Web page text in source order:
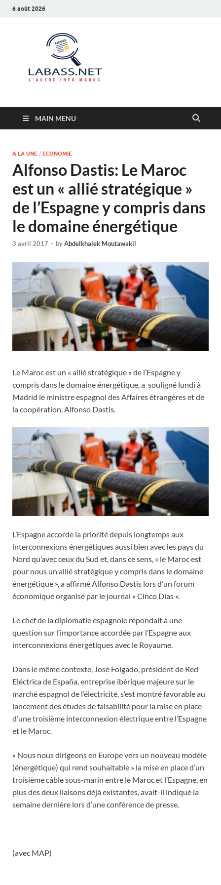
6 août 2026
MAIN MENU
A LA UNE / ECONOMIE
Alfonso Dastis: Le Maroc
est un « allié stratégique »
de l’Espagne y compris dans
le domaine énergétique
3 avril 2017 - byAbdelkhalek Moutawakil
Le Maroc est un « allié stratégique » de l’Espagne y
compris dans le domaine énergétique, a souligné lundi à
Madrid le ministre espagnol des Affaires étrangères et de
la coopération, Alfonso Dastis.
L’Espagne accorde la priorité depuis longtemps aux
interconnexions énergétiques aussi bien avec les pays du
Nord qu’avec ceux du Sud et, dans ce sens, « le Maroc est
pour nous un allié stratégique y compris dans le domaine
énergétique », a affirmé Alfonso Dastis lors d’un forum
économique organisé par le journal « Cinco Días ».
Le chef de la diplomatie espagnole répondait à une
question sur l’importance accordée par l’Espagne aux
interconnexions énergétiques avec le Royaume.
Dans le même contexte, José Folgado, président de Red
Eléctrica de España, entreprise ibérique majeure sur le
marché espagnol de l’électricité, s’est montré favorable au
lancement des études de faisabilité pour la mise en place
d’une troisième interconnexion électrique entre l’Espagne
et le Maroc.
« Nous nous dirigeons en Europe vers un nouveau modèle
(énergétique) qui rend souhaitable » la mise en place d’un
troisième câble sous-marin entre le Maroc et l’Espagne, en
plus des deux liaisons déjà existantes, avait-il indiqué la
semaine dernière lors d’une conférence de presse.
(avec MAP)